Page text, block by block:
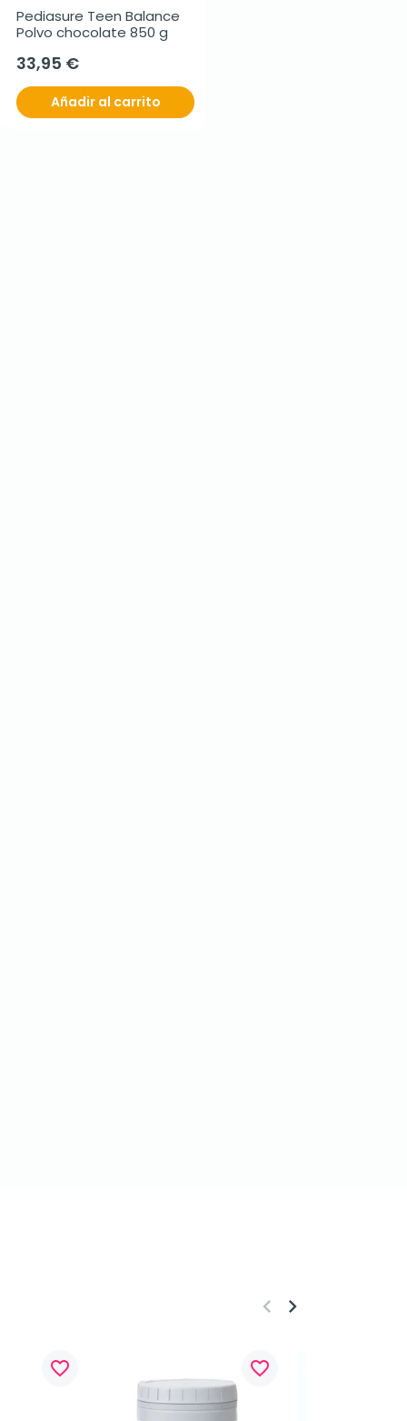
Pediasure Teen Balance
Polvo chocolate 850 g
33,95 €
Añadir al carrito
favorite_border favorite_border
keyboard_arrow_left keyboard_arrow_right